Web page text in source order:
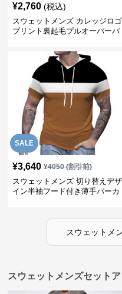
¥2,760 (税込)
スウェットメンズ カレッジロゴ
プリント裏起毛プルオーバーパ
SALE
¥3,640 ¥4050(割引前)
スウェットメンズ 切り替えデザ
イン半袖フード付き薄手パーカ
スウェットメ
スウェットメンズセット